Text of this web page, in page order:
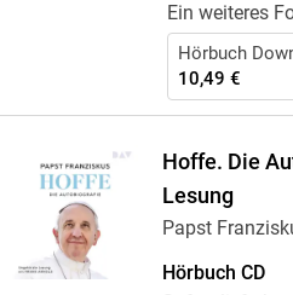
Ein weiteres
Hörbuch
10,49 €
Hoffe. Die
Lesung
Papst
Hörbuch CD